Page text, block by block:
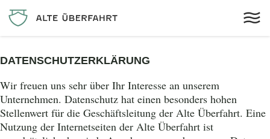
DATENSCHUTZERKLÄRUNG
Wir freuen uns sehr über Ihr Interesse an unserem
Unternehmen. Datenschutz hat einen besonders hohen
Stellenwert für die Geschäftsleitung der Alte Überfahrt. Eine
Nutzung der Internetseiten der Alte Überfahrt ist